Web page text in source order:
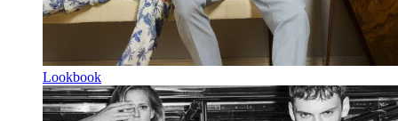
Lookbook